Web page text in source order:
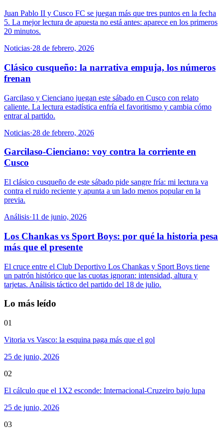
Juan Pablo II y Cusco FC se juegan más que tres puntos en la fecha
5. La mejor lectura de apuesta no está antes: aparece en los primeros
20 minutos.
Noticias·28 de febrero, 2026
Clásico cusqueño: la narrativa empuja, los números
frenan
Garcilaso y Cienciano juegan este sábado en Cusco con relato
caliente. La lectura estadística enfría el favoritismo y cambia cómo
entrar al partido.
Noticias·28 de febrero, 2026
Garcilaso-Cienciano: voy contra la corriente en
Cusco
El clásico cusqueño de este sábado pide sangre fría: mi lectura va
contra el ruido reciente y apunta a un lado menos popular en la
previa.
Análisis·11 de junio, 2026
Los Chankas vs Sport Boys: por qué la historia pesa
más que el presente
El cruce entre el Club Deportivo Los Chankas y Sport Boys tiene
un patrón histórico que las cuotas ignoran: intensidad, altura y
tarjetas. Análisis táctico del partido del 18 de julio.
Lo más leído
01
Vitoria vs Vasco: la esquina paga más que el gol
25 de junio, 2026
02
El cálculo que el 1X2 esconde: Internacional-Cruzeiro bajo lupa
25 de junio, 2026
03